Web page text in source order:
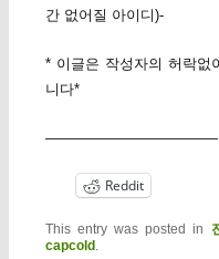
간 없어질 아이디)-
* 이글은 작성자의 허락없
니다*
————————————
Reddit
This entry was posted in
capcold .